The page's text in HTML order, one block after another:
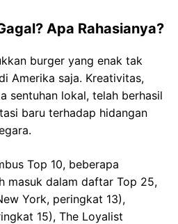
Apa Rahasianya?
burger yang enak tak
Amerika saja. Kreativitas,
sentuhan lokal, telah berhasil
baru terhadap hidangan
Top 10, beberapa
masuk dalam daftar Top 25,
York, peringkat 13),
15), The Loyalist